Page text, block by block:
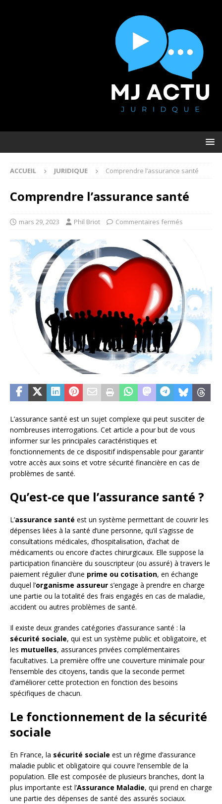
ACCUEIL JURIDIQUE Comprendre l’assurance santé
Comprendre l’assurance santé
mars 29, 2023 Phil Briot Commentaires fermés
L’assurance santé est un sujet complexe qui peut susciter de
nombreuses interrogations. Cet article a pour but de vous
informer sur les principales caractéristiques et
fonctionnements de ce dispositif indispensable pour garantir
votre accès aux soins et votre sécurité financière en cas de
problèmes de santé.
Qu’est-ce que l’assurance santé ?
L’assurance santé est un système permettant de couvrir les
dépenses liées à la santé d’une personne, qu’il s’agisse de
consultations médicales, d’hospitalisation, d’achat de
médicaments ou encore d’actes chirurgicaux. Elle suppose la
participation financière du souscripteur (ou assuré) à travers le
paiement régulier d’une prime ou cotisation, en échange
duquel l’organisme assureur s’engage à prendre en charge
une partie ou la totalité des frais engagés en cas de maladie,
accident ou autres problèmes de santé.
Il existe deux grandes catégories d’assurance santé : la
sécurité sociale, qui est un système public et obligatoire, et
les mutuelles, assurances privées complémentaires
facultatives. La première offre une couverture minimale pour
l’ensemble des citoyens, tandis que la seconde permet
d’améliorer cette protection en fonction des besoins
spécifiques de chacun.
Le fonctionnement de la sécurité
sociale
En France, la sécurité sociale est un régime d’assurance
maladie public et obligatoire qui couvre l’ensemble de la
population. Elle est composée de plusieurs branches, dont la
plus importante est l’Assurance Maladie, qui prend en charge
une partie des dépenses de santé des assurés sociaux.